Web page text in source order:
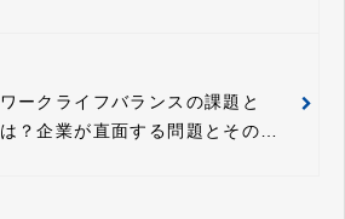
ワークライフバランスの課題と
は？企業が直面する問題とその解